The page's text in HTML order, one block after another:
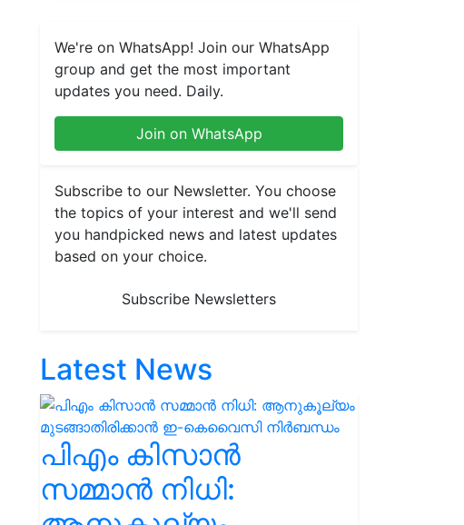
We're on WhatsApp! Join our WhatsApp
group and get the most important
updates you need. Daily.
Join on WhatsApp
Subscribe to our Newsletter. You choose
the topics of your interest and we'll send
you handpicked news and latest updates
based on your choice.
Subscribe Newsletters
Latest News
പിഎം കിസാൻ
സമ്മാൻ നിധി: